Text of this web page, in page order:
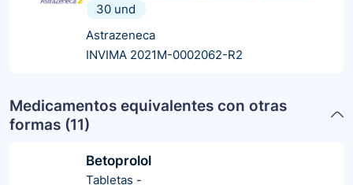
30 und
Astrazeneca
INVIMA 2021M-0002062-R2
Medicamentos equivalentes con otras
formas (11)
Betoprolol
Tabletas -